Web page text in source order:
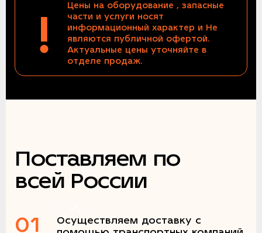
!
Цены на оборудование , запасные
части и услуги носят
информационный характер и Не
являются публичной офертой.
Актуальные цены уточняйте в
отделе продаж.
Поставляем по
всей России
01
Осуществляем доставку с